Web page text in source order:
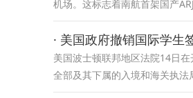
机场。这标志着南航首架国产
· 美国政府撤销国际学生
美国波士顿联邦地区法院14日
全部及其下属的入境和海关执